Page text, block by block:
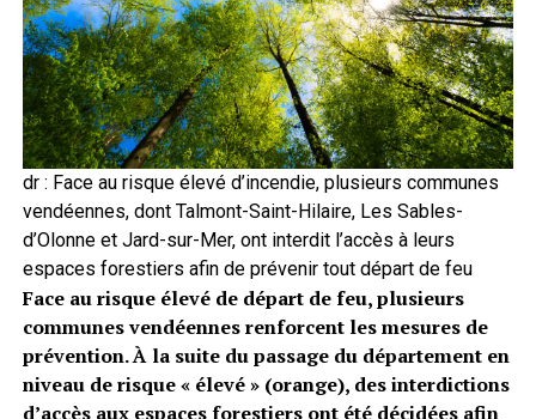
dr : Face au risque élevé d’incendie, plusieurs communes
vendéennes, dont Talmont-Saint-Hilaire, Les Sables-
d’Olonne et Jard-sur-Mer, ont interdit l’accès à leurs
espaces forestiers afin de prévenir tout départ de feu
Face au risque élevé de départ de feu, plusieurs
communes vendéennes renforcent les mesures de
prévention. À la suite du passage du département en
niveau de risque « élevé » (orange), des interdictions
d’accès aux espaces forestiers ont été décidées afin